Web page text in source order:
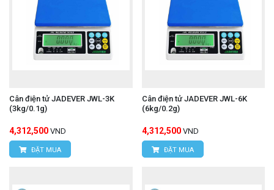
Cân điện tử JADEVER JWL-3K
(3kg/0.1g)
4,312,500 VND
ĐẶT MUA
Cân điện tử JADEVER JWL-6K
(6kg/0.2g)
4,312,500 VND
ĐẶT MUA